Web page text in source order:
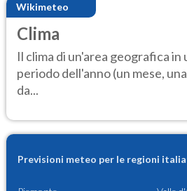
Wikimeteo
Clima
Il clima di un'area geografica
periodo dell'anno (un mese,
da...
Previsioni meteo per le regioni